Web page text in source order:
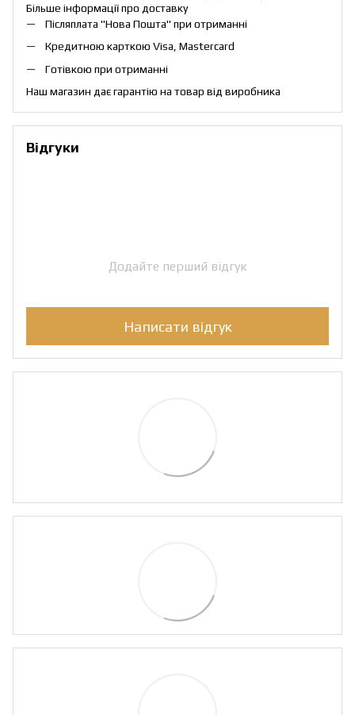
Більше інформації про доставку
Післяплата "Нова Пошта" при отриманні
Кредитною карткою Visa, Mastercard
Готівкою при отриманні
Наш магазин дає гарантію на товар від виробника
Відгуки
Додайте перший відгук
Написати відгук